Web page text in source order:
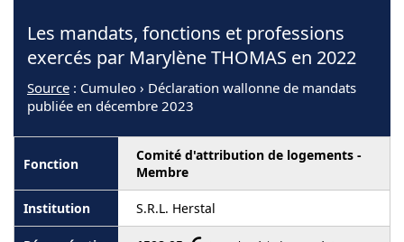
Les mandats, fonctions et professions
exercés par Marylène THOMAS en 2022
Source : Cumuleo › Déclaration wallonne de mandats
publiée en décembre 2023
Comité d'attribution de logements -
Membre
S.R.L. Herstal